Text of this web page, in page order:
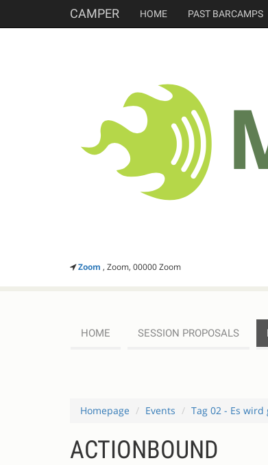
CAMPER HOME PAST BARCAMPS
Zoom , Zoom, 00000 Zoom
HOME SESSION PROPOSALS
Homepage Events Tag 02 - Es wird
ACTIONBOUND